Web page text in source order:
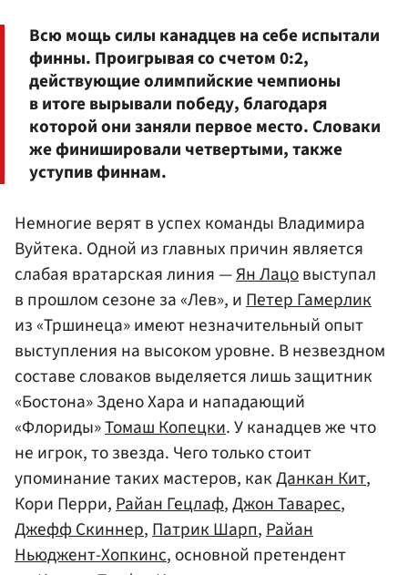
Всю мощь силы канадцев на себе испытали
финны. Проигрывая со счетом 0:2,
действующие олимпийские чемпионы
в итоге вырывали победу, благодаря
которой они заняли первое место. Словаки
же финишировали четвертыми, также
уступив финнам.
Немногие верят в успех команды Владимира
Вуйтека. Одной из главных причин является
слабая вратарская линия —Ян Лацовыступал
в прошлом сезоне за «Лев», иПетер Гамерлик
из «Тршинеца» имеют незначительный опыт
выступления на высоком уровне. В незвездном
составе словаков выделяется лишь защитник
«Бостона» Здено Хара и нападающий
«Флориды»Томаш Копецки. У канадцев же что
не игрок, то звезда. Чего только стоит
упоминание таких мастеров, какДанкан Кит,
Кори Перри,Райан Гецлаф,Джон Таварес,
Джефф Скиннер,Патрик Шарп,Райан
Ньюджент-Хопкинс, основной претендент